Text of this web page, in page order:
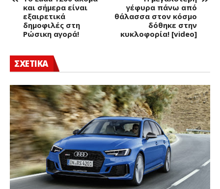
και σήμερα είναι
εξαιρετικά
δημοφιλές στη
Ρώσικη αγορά!
γέφυρα πάνω από
θάλασσα στον κόσμο
δόθηκε στην
κυκλοφορία! [video]
ΣΧΕΤΙΚΑ